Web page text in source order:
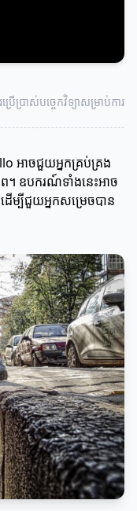
រាស់បច្ចេកវិទ្យាសម្រាប់ការ
អាចជួយអ្នកគ្រប់គ្រង
ព។ ឧបករណ៍ទាំងនេះអាច
ដើម្បីជួយអ្នកសម្រេចបាន